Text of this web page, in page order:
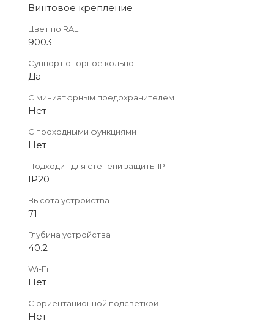
Винтовое крепление
Цвет по RAL
9003
Суппорт опорное кольцо
Да
С миниатюрным предохранителем
Нет
С проходными функциями
Нет
Подходит для степени защиты IP
IP20
Высота устройства
71
Глубина устройства
40.2
Wi-Fi
Нет
С ориентационной подсветкой
Нет